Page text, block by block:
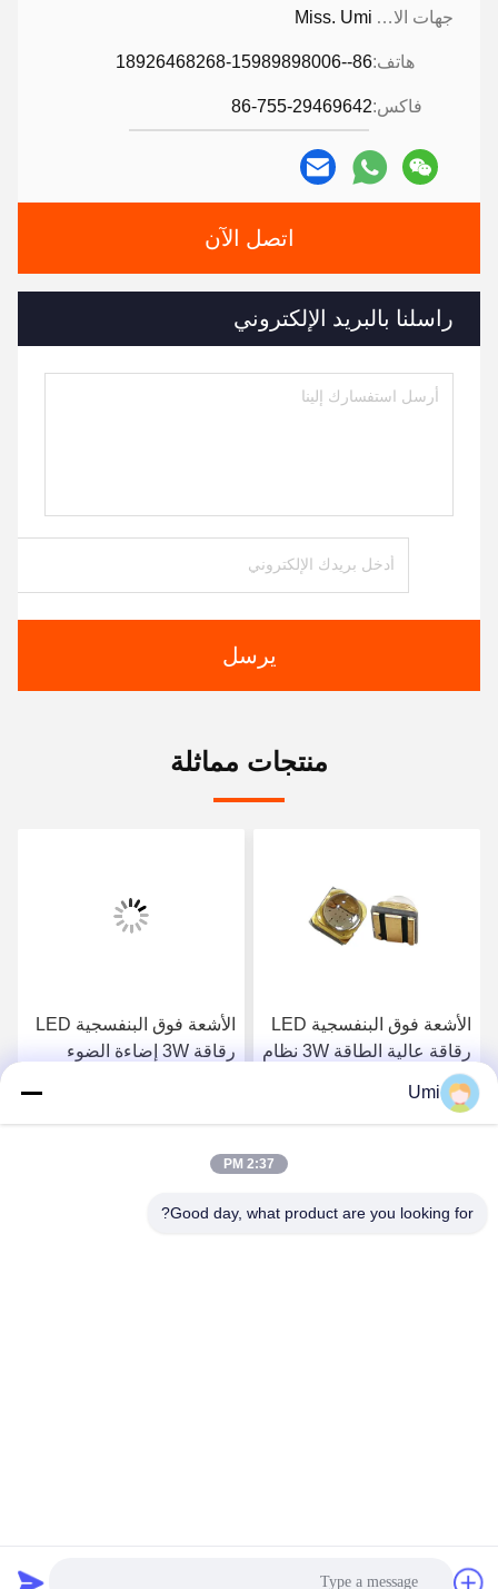
جهات الاتصال: Miss. Umi
هاتف:86--18926468268-15989898006
فاكس:86-755-29469642
اتصل الآن
راسلنا بالبريد الإلكتروني
يرسل
منتجات مماثلة
الأشعة فوق البنفسجية LED
رقاقة عالية الطاقة 3W نظام
علاج الأشعة فوق البنفسجية
مصابيح
احصل على افضل سعر
الأشعة فوق البنفسجية LED
رقاقة 3W إضاءة الضوء
احصل على افضل سعر
Umi
2:37 PM
Good day, what product are you looking for?